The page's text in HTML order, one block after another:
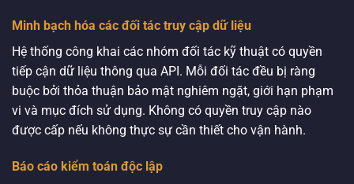
Minh bạch hóa các đối tác truy cập dữ liệu
Hệ thống công khai các nhóm đối tác kỹ thuật có quyền
tiếp cận dữ liệu thông qua API. Mỗi đối tác đều bị ràng
buộc bởi thỏa thuận bảo mật nghiêm ngặt, giới hạn phạm
vi và mục đích sử dụng. Không có quyền truy cập nào
được cấp nếu không thực sự cần thiết cho vận hành.
Báo cáo kiểm toán độc lập